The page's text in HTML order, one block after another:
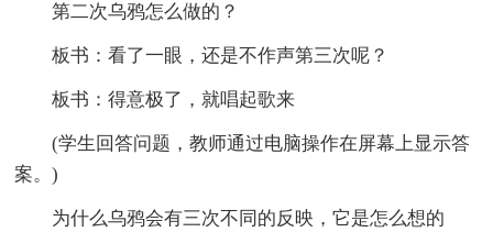
第二次乌鸦怎么做的？
板书：看了一眼，还是不作声第三次呢？
板书：得意极了，就唱起歌来
(学生回答问题，教师通过电脑操作在屏幕上显示答
案。)
为什么乌鸦会有三次不同的反映，它是怎么想的